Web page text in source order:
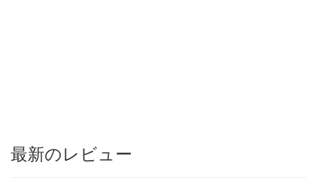
最新のレビュー